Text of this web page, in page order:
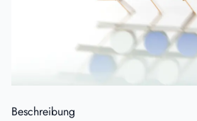
Beschreibung